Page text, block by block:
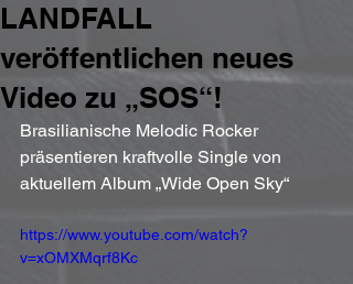
LANDFALL
veröffentlichen neues
Video zu „SOS“!
Brasilianische Melodic Rocker
präsentieren kraftvolle Single von
aktuellem Album „Wide Open Sky“
https://www.youtube.com/watch?
v=xOMXMqrf8Kc